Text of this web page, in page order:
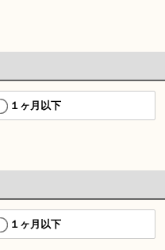
１ヶ月以下
１ヶ月以下